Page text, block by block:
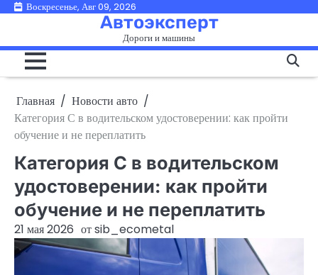
ПерейтиВоскресенье, Авг 09, 2026
Автоэксперт
Дороги и машины
Главная
Новости авто
Категория С в водительском удостоверении: как пройти
обучение и не переплатить
Категория С в водительском
удостоверении: как пройти
обучение и не переплатить
21 мая 2026 отsib_ecometal